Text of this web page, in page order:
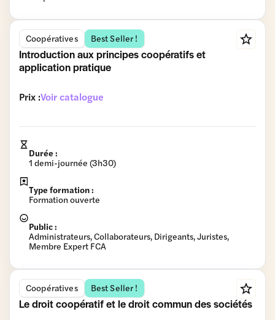
Coopératives Best Seller !
Introduction aux principes coopératifs et
application pratique
Prix :Voir catalogue
Durée :
1 demi-journée (3h30)
Type formation :
Formation ouverte
Public :
Administrateurs, Collaborateurs, Dirigeants, Juristes,
Membre Expert FCA
Coopératives Best Seller !
Le droit coopératif et le droit commun des sociétés